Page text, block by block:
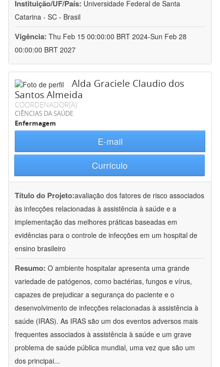
Instituição/UF/País: Universidade Federal de Santa
Catarina - SC - Brasil
Vigência: Thu Feb 15 00:00:00 BRT 2024-Sun Feb 28
00:00:00 BRT 2027
Alda Graciele Claudio dos
Santos Almeida
COORDENADOR(A)
CIÊNCIAS DA SAÚDE
Enfermagem
E-mail
Currículo
Título do Projeto:avaliação dos fatores de risco associados
às infecções relacionadas à assistência à saúde e a
implementação das melhores práticas baseadas em
evidências para o controle de infecções em um hospital de
ensino brasileiro
Resumo: O ambiente hospitalar apresenta uma grande
variedade de patógenos, como bactérias, fungos e vírus,
capazes de prejudicar a segurança do paciente e o
desenvolvimento de infecções relacionadas à assistência à
saúde (IRAS). As IRAS são um dos eventos adversos mais
frequentes associados à assistência à saúde e um grave
problema de saúde pública mundial, uma vez que são um
dos principai...